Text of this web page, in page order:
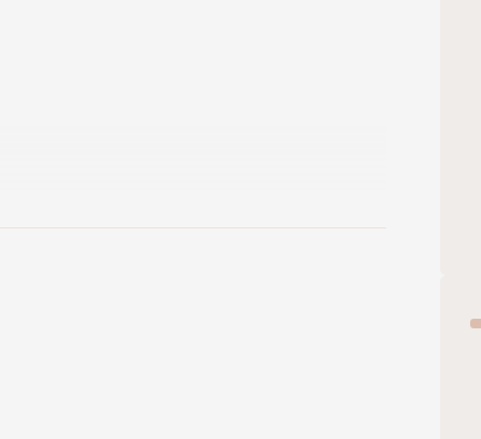
俗民情和人文特色，了解景點背後的
人知的一面。